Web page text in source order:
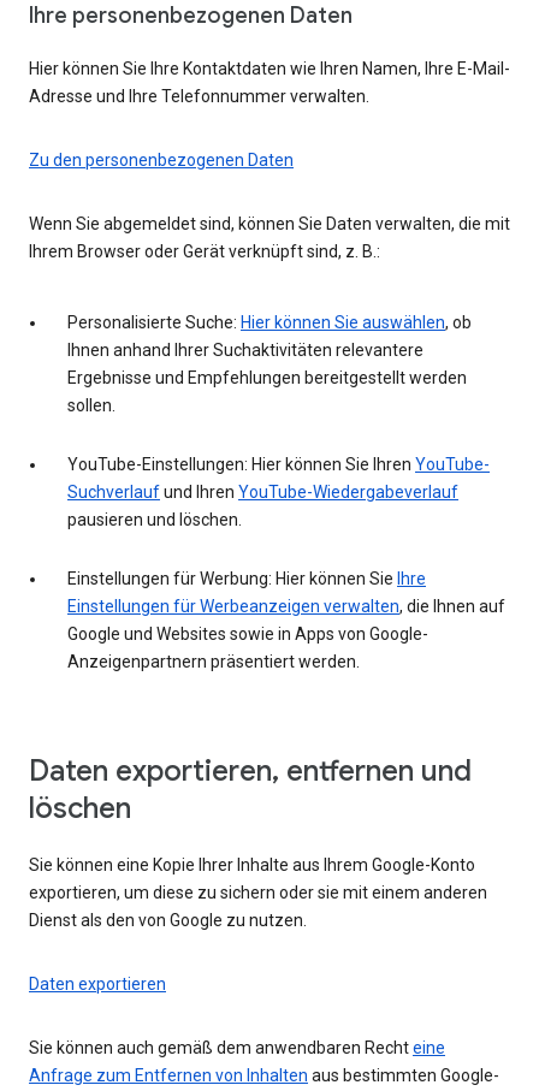
Ihre personenbezogenen Daten
Hier können Sie Ihre Kontaktdaten wie Ihren Namen, Ihre E-Mail-
Adresse und Ihre Telefonnummer verwalten.
Zu den personenbezogenen Daten
Wenn Sie abgemeldet sind, können Sie Daten verwalten, die mit
Ihrem Browser oder Gerät verknüpft sind, z. B.:
Personalisierte Suche: Hier können Sie auswählen, ob
Ihnen anhand Ihrer Suchaktivitäten relevantere
Ergebnisse und Empfehlungen bereitgestellt werden
sollen.
YouTube-Einstellungen: Hier können Sie Ihren YouTube-
Suchverlaufund Ihren YouTube-Wiedergabeverlauf
pausieren und löschen.
Einstellungen für Werbung: Hier können Sie Ihre
Einstellungen für Werbeanzeigen verwalten, die Ihnen auf
Google und Websites sowie in Apps von Google-
Anzeigenpartnern präsentiert werden.
Daten exportieren, entfernen und
löschen
Sie können eine Kopie Ihrer Inhalte aus Ihrem Google-Konto
exportieren, um diese zu sichern oder sie mit einem anderen
Dienst als den von Google zu nutzen.
Daten exportieren
Sie können auch gemäß dem anwendbaren Rechteine
Anfrage zum Entfernen von Inhalten aus bestimmten Google-